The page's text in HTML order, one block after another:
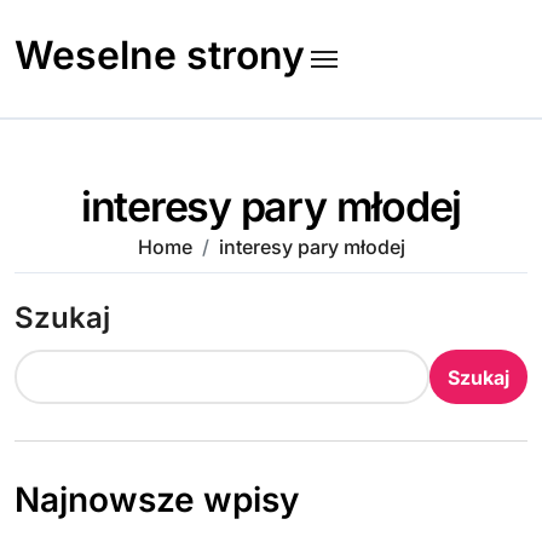
to
content
Weselne strony
interesy pary młodej
Home interesy pary młodej
Szukaj
Szukaj
Najnowsze wpisy